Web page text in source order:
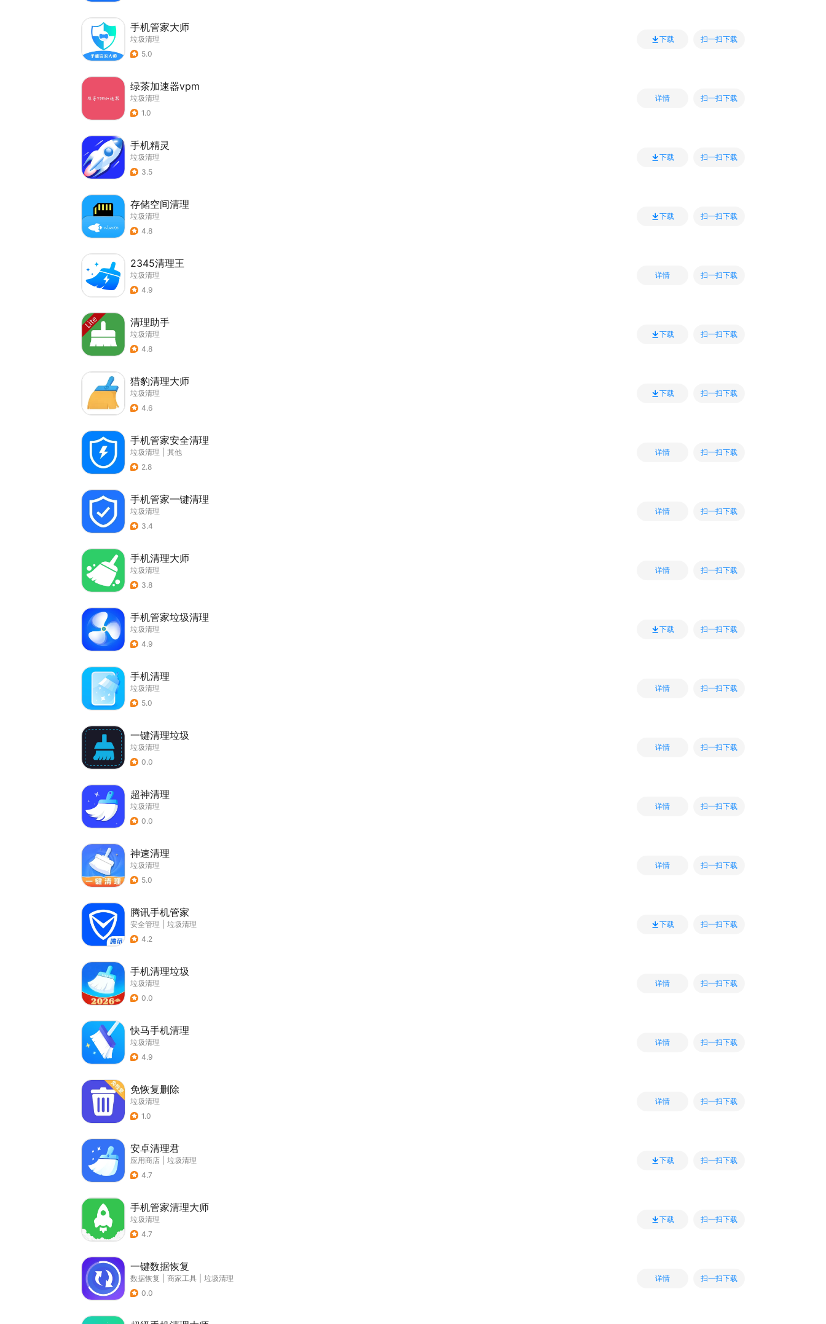
手机管家大师
垃圾清理
5.0
下载 扫一扫下载
绿茶加速器vpm
垃圾清理
1.0
详情 扫一扫下载
手机精灵
垃圾清理
3.5
下载 扫一扫下载
存储空间清理
垃圾清理
4.8
下载 扫一扫下载
2345清理王
垃圾清理
4.9
详情 扫一扫下载
清理助手
垃圾清理
4.8
下载 扫一扫下载
猎豹清理大师
垃圾清理
4.6
下载 扫一扫下载
手机管家安全清理
垃圾清理
其他
2.8
详情 扫一扫下载
手机管家一键清理
垃圾清理
3.4
详情 扫一扫下载
手机清理大师
垃圾清理
3.8
详情 扫一扫下载
手机管家垃圾清理
垃圾清理
4.9
下载 扫一扫下载
手机清理
垃圾清理
5.0
详情 扫一扫下载
一键清理垃圾
垃圾清理
0.0
详情 扫一扫下载
超神清理
垃圾清理
0.0
详情 扫一扫下载
神速清理
垃圾清理
5.0
详情 扫一扫下载
腾讯手机管家
安全管理
垃圾清理
4.2
下载 扫一扫下载
手机清理垃圾
垃圾清理
0.0
详情 扫一扫下载
快马手机清理
垃圾清理
4.9
详情 扫一扫下载
免恢复删除
垃圾清理
1.0
详情 扫一扫下载
安卓清理君
应用商店
垃圾清理
4.7
下载 扫一扫下载
手机管家清理大师
垃圾清理
4.7
下载 扫一扫下载
一键数据恢复
数据恢复 商家工具
垃圾清理
0.0
详情 扫一扫下载